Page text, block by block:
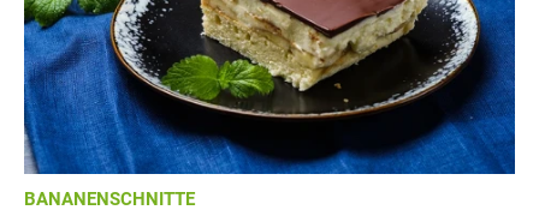
BANANENSCHNITTE